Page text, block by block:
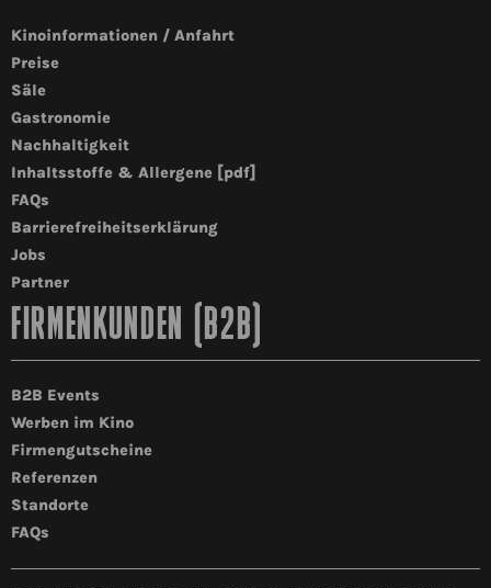
Kinoinformationen / Anfahrt
Preise
Säle
Gastronomie
Nachhaltigkeit
Inhaltsstoffe & Allergene [pdf]
FAQs
Barrierefreiheitserklärung
Jobs
Partner
FIRMENKUNDEN (B2B)
B2B Events
Werben im Kino
Firmengutscheine
Referenzen
Standorte
FAQs